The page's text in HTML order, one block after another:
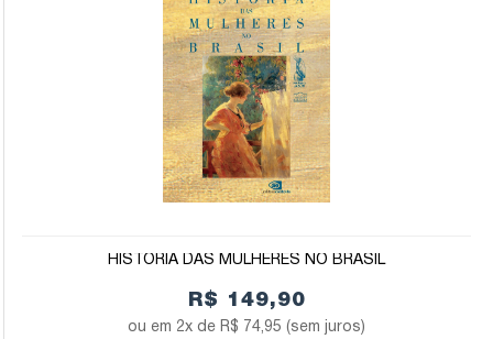
HISTÓRIA DAS MULHERES NO BRASIL
R$ 149,90
2x de R$ 74,95 (sem juros)